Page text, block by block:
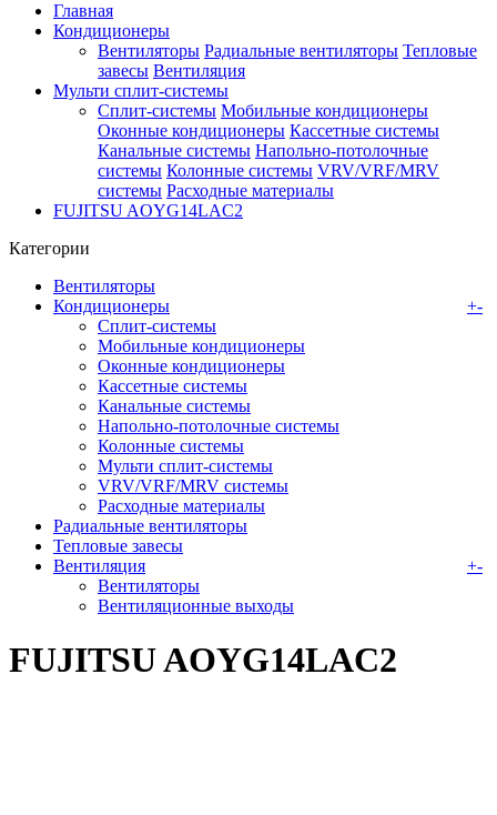
Главная
Кондиционеры
Вентиляторы Радиальные вентиляторы Тепловые
завесы Вентиляция
Мульти сплит-системы
Сплит-системы Мобильные кондиционеры
Оконные кондиционеры Кассетные системы
Канальные системы Напольно-потолочные
системы Колонные системы VRV/VRF/MRV
системы Расходные материалы
FUJITSU AOYG14LAC2
Категории
Вентиляторы
Кондиционеры
+-
Сплит-системы
Мобильные кондиционеры
Оконные кондиционеры
Кассетные системы
Канальные системы
Напольно-потолочные системы
Колонные системы
Мульти сплит-системы
VRV/VRF/MRV системы
Расходные материалы
Радиальные вентиляторы
Тепловые завесы
Вентиляция
+-
Вентиляторы
Вентиляционные выходы
FUJITSU AOYG14LAC2